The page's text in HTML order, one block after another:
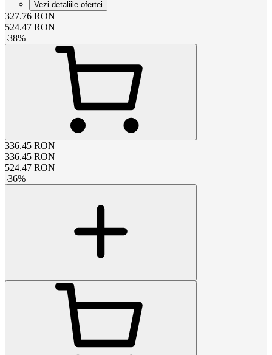
Vezi detaliile ofertei
327.76 RON
524.47 RON
-38%
336.45 RON
336.45 RON
524.47 RON
-36%